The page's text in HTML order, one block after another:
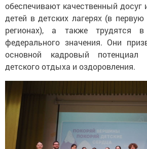
обеспечивают качественный досуг
детей в детских лагерях (в
регионах), а также трудятся в
федерального значения. Они
основной кадровый
детского отдыха и оздоровления.